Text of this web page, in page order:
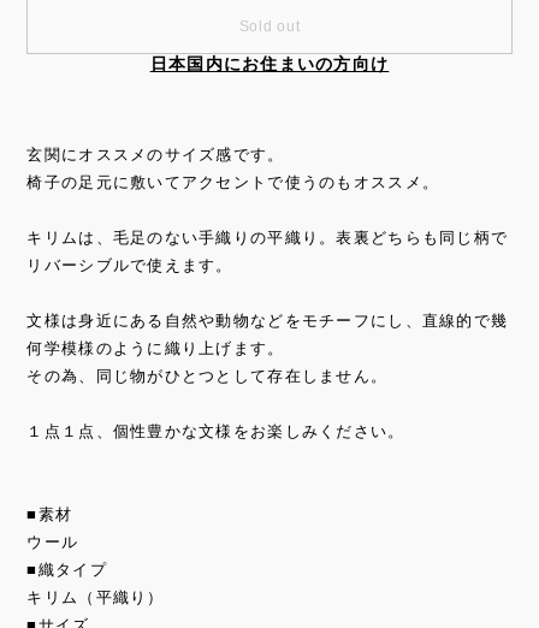
Sold out
日本国内にお住まいの方向け
玄関にオススメのサイズ感です。
椅子の足元に敷いてアクセントで使うのもオススメ。
キリムは、毛足のない手織りの平織り。表裏どちらも同じ柄で
リバーシブルで使えます。
文様は身近にある自然や動物などをモチーフにし、直線的で幾
何学模様のように織り上げます。
その為、同じ物がひとつとして存在しません。
１点１点、個性豊かな文様をお楽しみください。
■素材
ウール
■織タイプ
キリム（平織り）